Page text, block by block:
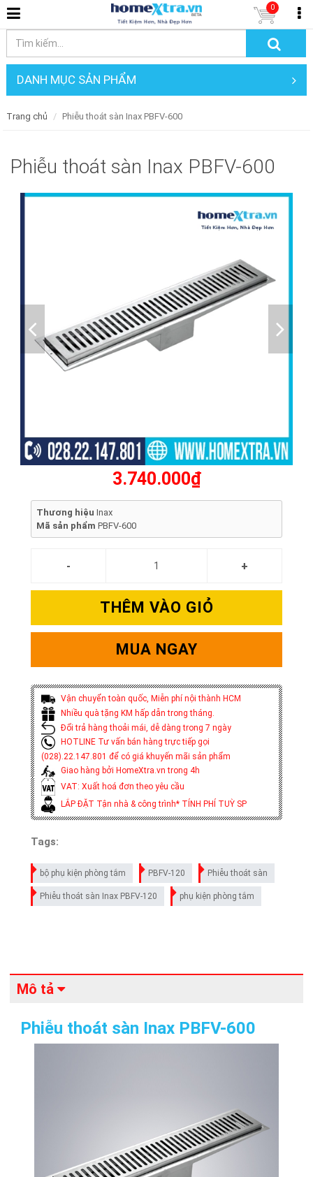
0
DANH MỤC SẢN PHẨM
Trang chủ Phiễu thoát sàn Inax PBFV-600
Phiễu thoát sàn Inax PBFV-600
3.740.000₫
Thương hiệu Inax
Mã sản phẩm PBFV-600
THÊM VÀO GIỎ
MUA NGAY
Vận chuyển toàn quốc, Miễn phí nội thành HCM
Nhiều quà tặng KM hấp dẫn trong tháng.
Đổi trả hàng thoải mái, dễ dàng trong 7 ngày
HOTLINE Tư vấn bán hàng trực tiếp gọi
(028).22.147.801 để có giá khuyến mãi sản phẩm
Giao hàng bởi HomeXtra.vn trong 4h
VAT: Xuất hoá đơn theo yêu cầu
LẮP ĐẶT Tận nhà & công trình* TÍNH PHÍ TUỲ SP
Tags:
bộ phụ kiện phòng tắm PBFV-120 Phiễu thoát sàn
Phiễu thoát sàn Inax PBFV-120 phụ kiện phòng tắm
Mô tả
Phiễu thoát sàn Inax PBFV-600